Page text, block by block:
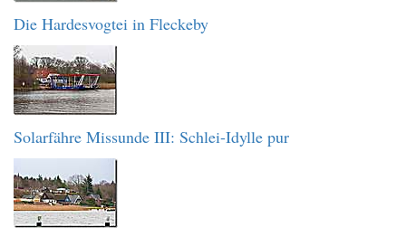
Die Hardesvogtei in Fleckeby
Solarfähre Missunde III: Schlei-Idylle pur